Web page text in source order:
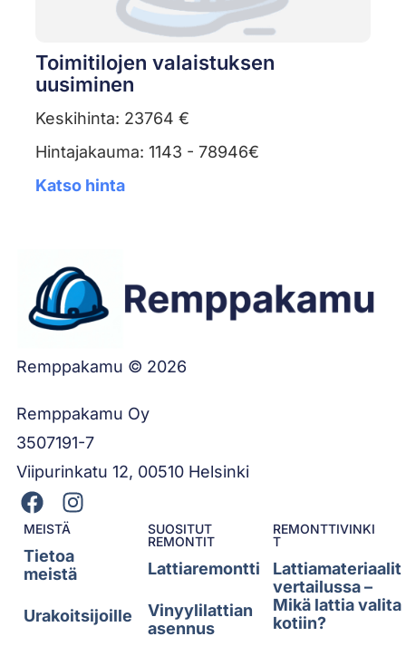
Toimitilojen valaistuksen
uusiminen
Keskihinta: 23764 €
Hintajakauma: 1143 - 78946€
Katso hinta
Remppakamu © 2026
Remppakamu Oy
3507191-7
Viipurinkatu 12, 00510 Helsinki
MEISTÄ
Tietoa
meistä
Urakoitsijoille
SUOSITUT
REMONTIT
Lattiaremontti
Vinyylilattian
asennus
REMONTTIVINKI
T
Lattiamateriaalit
vertailussa –
Mikä lattia valita
kotiin?